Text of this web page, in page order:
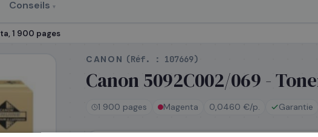
Conseils ▾
1 900 pages
CANON (Réf. : 107669)
Canon 5092C002/069 -
1 900 pages Magenta 0,0460 €/p. Garantie